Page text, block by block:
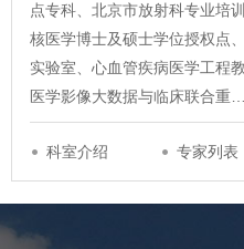
点专科、北京市放射科专业培
核医学博士及硕士学位授权点
实验室、心血管疾病医学工程
医学影像大数据与临床联合重…
科室介绍 专家列表